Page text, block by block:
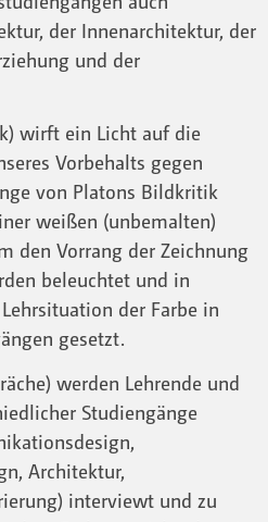
der Innenarchitektur, der
und der
wirft ein Licht auf die
Vorbehalts gegen
von Platons Bildkritik
weißen (unbemalten)
den Vorrang der Zeichnung
beleuchtet und in
der Farbe in
gesetzt.
werden Lehrende und
Studiengänge
Architektur,
interviewt und zu